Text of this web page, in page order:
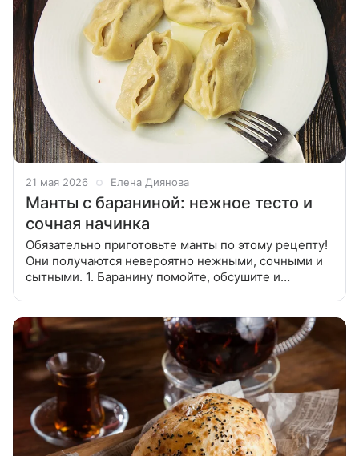
21 мая 2026 Елена Диянова
Манты с бараниной: нежное тесто и
сочная начинка
Обязательно приготовьте манты по этому рецепту!
Они получаются невероятно нежными, сочными и
сытными. 1. Баранину помойте, обсушите и